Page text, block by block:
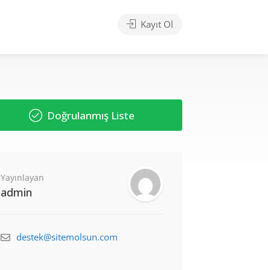
Kayıt Ol
Doğrulanmış Liste
Yayınlayan
admin
destek@sitemolsun.com